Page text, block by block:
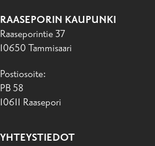
RAASEPORIN KAUPUNKI
Raaseporintie 37
10650 Tammisaari
Postiosoite:
PB 58
10611 Raasepori
YHTEYSTIEDOT